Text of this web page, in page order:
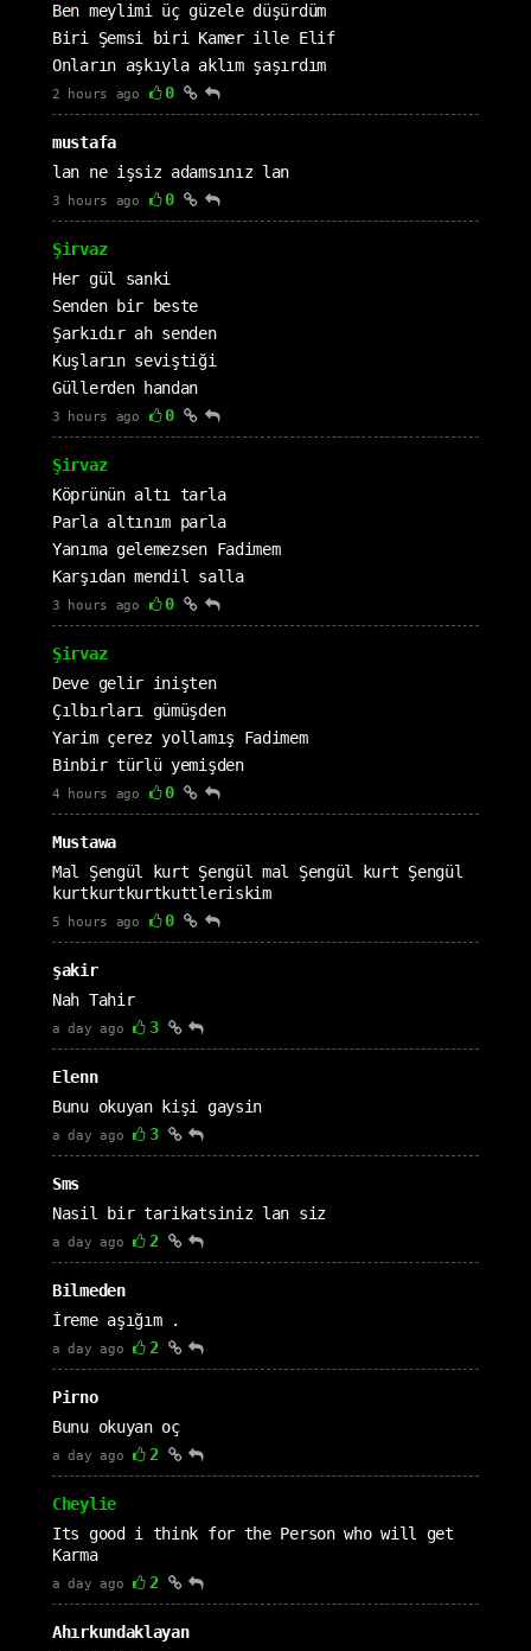
Ben meylimi üç güzele düşürdüm
Biri Şemsi biri Kamer ille Elif
Onların aşkıyla aklım şaşırdım
2 hours ago 0
mustafa
lan ne işsiz adamsınız lan
3 hours ago 0
Şirvaz
Her gül sanki
Senden bir beste
Şarkıdır ah senden
Kuşların seviştiği
Güllerden handan
3 hours ago 0
Şirvaz
Köprünün altı tarla
Parla altınım parla
Yanıma gelemezsen Fadimem
Karşıdan mendil salla
3 hours ago 0
Şirvaz
Deve gelir inişten
Çılbırları gümüşden
Yarim çerez yollamış Fadimem
Binbir türlü yemişden
4 hours ago 0
Mustawa
Mal Şengül kurt Şengül mal Şengül kurt Şengül
kurtkurtkurtkuttleriskim
5 hours ago 0
şakir
Nah Tahir
a day ago 3
Elenn
Bunu okuyan kişi gaysin
a day ago 3
Sms
Nasil bir tarikatsiniz lan siz
a day ago 2
Bilmeden
İreme aşığım .
a day ago 2
Pirno
Bunu okuyan oç
a day ago 2
Cheylie
Its good i think for the Person who will get
Karma
a day ago 2
Ahırkundaklayan